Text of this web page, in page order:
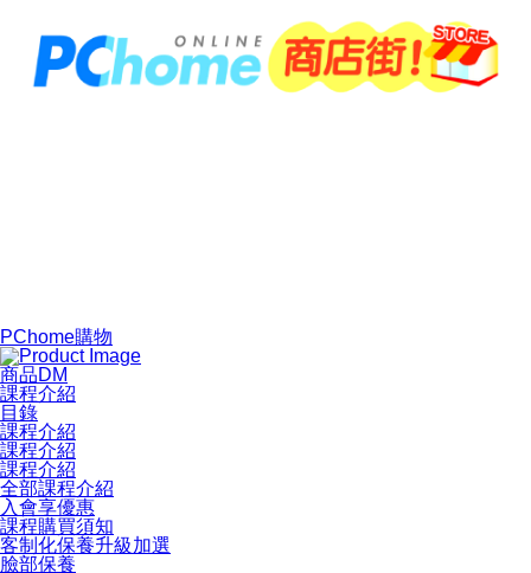
PChome購物
商品DM
課程介紹
目錄
課程介紹
課程介紹
課程介紹
全部課程介紹
入會享優惠
課程購買須知
客制化保養升級加選
臉部保養